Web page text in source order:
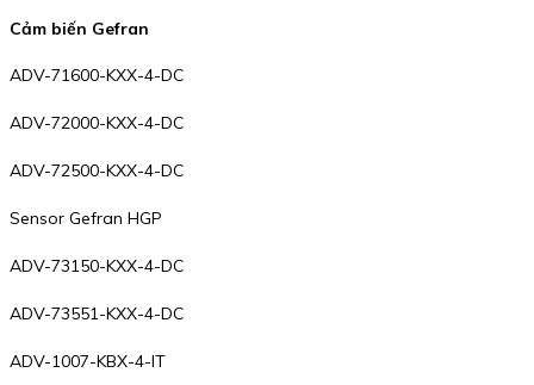
Cảm biến Gefran
ADV-71600-KXX-4-DC
ADV-72000-KXX-4-DC
ADV-72500-KXX-4-DC
Sensor Gefran HGP
ADV-73150-KXX-4-DC
ADV-73551-KXX-4-DC
ADV-1007-KBX-4-IT